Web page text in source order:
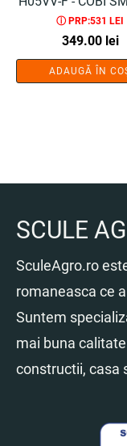
ⓘ PRP:531 LEI
349.00 lei
ADAUGĂ ÎN
SCULE
SculeAgro.ro
romaneasca ce
Suntem
mai buna
constructii, casa